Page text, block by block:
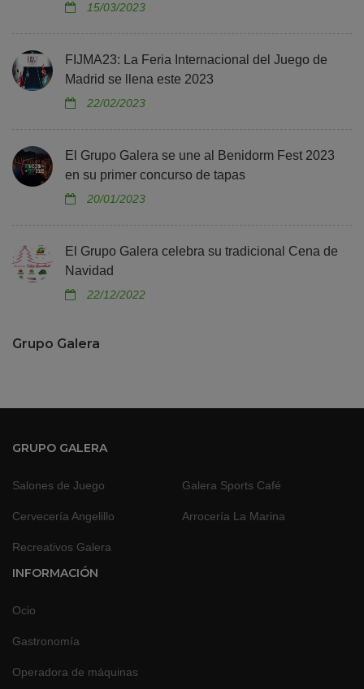
15/03/2023
FIJMA23: La Feria Internacional del Juego de
Madrid se llena este 2023
22/02/2023
El Grupo Galera se une al Benidorm Fest 2023
en su primer concurso de tapas
20/01/2023
El Grupo Galera celebra su tradicional Cena de
Navidad
22/12/2022
Grupo Galera
GRUPO GALERA
Salones de Juego Galera Sports Café
Cervecería Angelillo Arrocería La Marina
Recreativos Galera
INFORMACIÓN
Ocio
Gastronomía
Operadora de máquinas